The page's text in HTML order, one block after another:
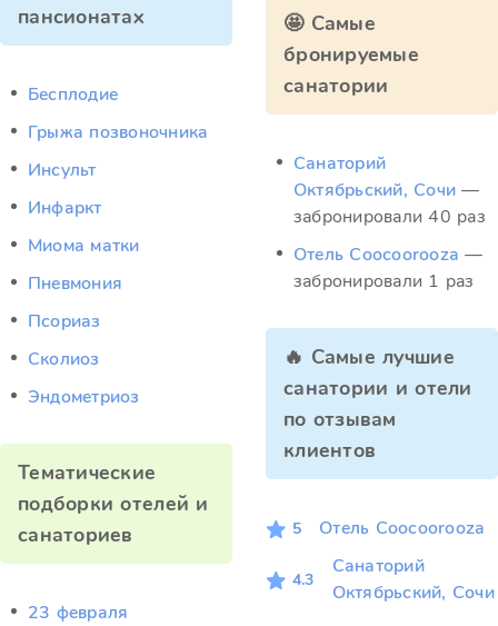
пансионатах
Бесплодие
Грыжа позвоночника
Инсульт
Инфаркт
Миома матки
Пневмония
Псориаз
Сколиоз
Эндометриоз
Тематические
подборки отелей и
санаториев
23 февраля
🤩 Самые
бронируемые
санатории
Санаторий
Октябрьский, Сочи —
забронировали 40 раз
Отель Coocoorooza —
забронировали 1 раз
🔥 Самые лучшие
санатории и отели
по отзывам
клиентов
5 Отель Coocoorooza
4.3
Санаторий
Октябрьский, Сочи